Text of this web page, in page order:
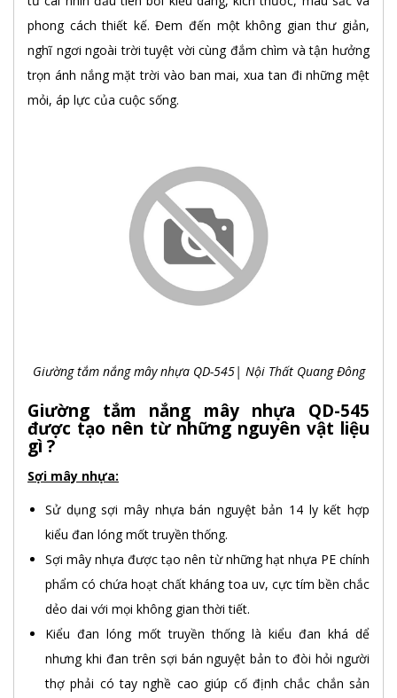
phong cách thiết kế. Đem đến một không gian thư giản,
nghĩ ngơi ngoài trời tuyệt vời cùng đắm chìm và tận hưởng
trọn ánh nắng mặt trời vào ban mai, xua tan đi những mệt
mỏi, áp lực của cuộc sống.
Giường tắm nắng mây nhựa QD-545| Nội Thất Quang Đông
Giường tắm nắng mây nhựa QD-545
được tạo nên từ những nguyên vật liệu
gì ?
Sợi mây nhựa:
Sử dụng sợi mây nhựa bán nguyệt bản 14 ly kết hợp
kiểu đan lóng mốt truyền thống.
Sợi mây nhựa được tạo nên từ những hạt nhựa PE chính
phẩm có chứa hoạt chất kháng toa uv, cực tím bền chắc
dẻo dai với mọi không gian thời tiết.
Kiểu đan lóng mốt truyền thống là kiểu đan khá dể
nhưng khi đan trên sợi bán nguyệt bản to đòi hỏi người
thợ phải có tay nghề cao giúp cố định chắc chắn sản